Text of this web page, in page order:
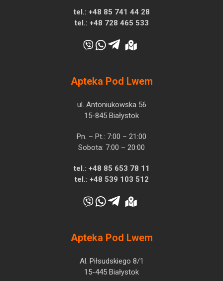
tel.: +48 85 741 44 28
tel.: +48 728 465 533
Apteka Pod Lwem
ul. Antoniukowska 56
15-845 Białystok
Pn. – Pt.: 7:00 – 21:00
Sobota: 7:00 – 20:00
tel.: +48 85 653 78 11
tel.: +48 539 103 512
Apteka Pod Lwem
Al. Piłsudskiego 8/1
15-445 Białystok